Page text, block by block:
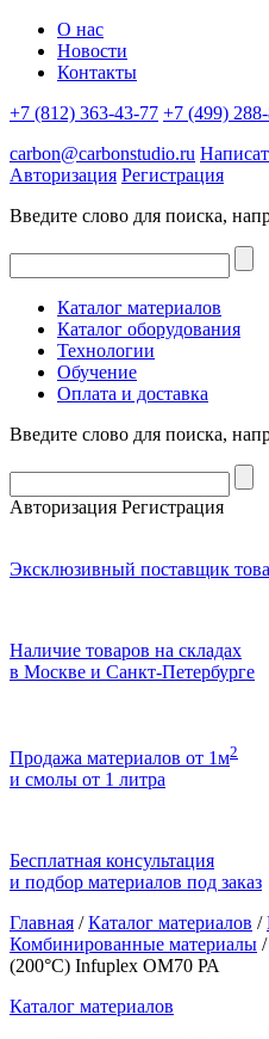
О нас
Новости
Контакты
+7 (812) 363-43-77 +7 (499)
carbon@carbonstudio.ru
Авторизация Регистрация
Введите слово для поиска,
Каталог материалов
Каталог оборудования
Технологии
Обучение
Оплата и доставка
Введите слово для поиска,
Авторизация Регистрация
Эксклюзивный поставщик
Наличие товаров на складах
в Москве и Санкт-Петербурге
Продажа материалов от 1м2
и смолы от 1 литра
Бесплатная консультация
и подбор материалов под заказ
Главная / Каталог материалов /
Комбинированные материалы /
(200°C) Infuplex ОМ70 РА
Каталог материалов